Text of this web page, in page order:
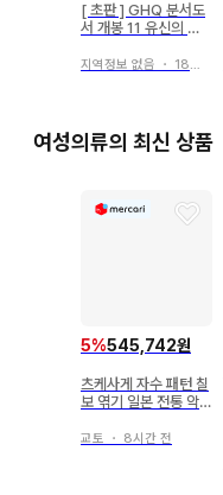
[ 초판 ] GHQ 분서도
서 개봉 11 유신의 원
지역정보 없음 ・ 18일 전
여성의류의 최신 상품
5%545,742원
츠케사게 자수 패턴 칠
보 엮기 일본 전통 악
질 K-4630
교토 ・ 8시간 전